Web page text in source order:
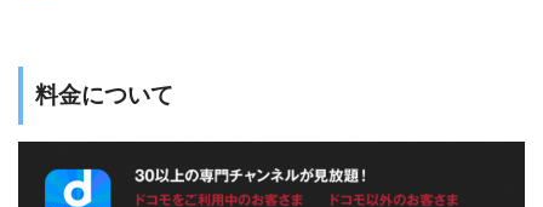
料金について